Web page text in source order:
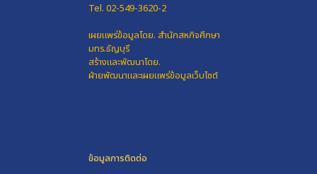
Tel. 02-549-3620-2
เผยแพร่ข้อมูลโดย. สำนักสหกิจศึกษา
มทร.ธัญบุรี
สร้างและพัฒนาโดย.
ฝ่ายพัฒนาและเผยแพร่ข้อมูลเว็บไซต์
ข้อมูลการติดต่อ